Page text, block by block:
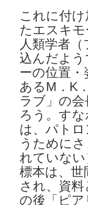
これに付
たエスキ
人類学者
込んだよ
ーの位置
あるМ．K
ラブ」の
ろう。す
は、パト
うために
れていな
標本は、世
され、資
の後「ピ